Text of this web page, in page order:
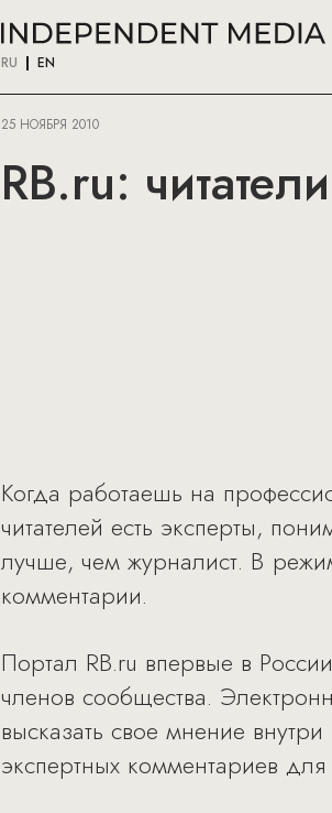
RU EN
25 НОЯБРЯ 2010
RB.ru:
Когда работаешь на
читателей есть эксперты,
лучше, чем журналист. В
комментарии.
Портал RB.ru впервые в
членов сообщества.
высказать свое мнение
экспертных комментариев для